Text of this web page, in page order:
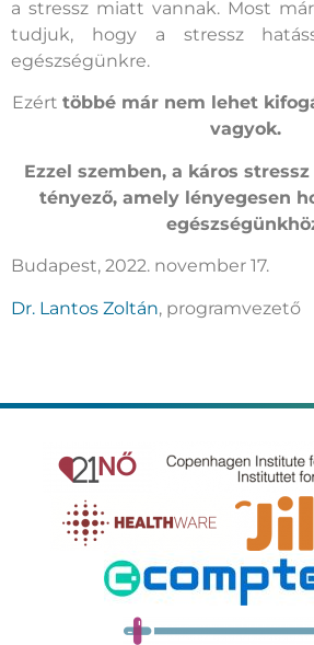
a stressz miatt vannak. Most
tudjuk, hogy a stressz
egészségünkre.
Ezért többé már nem lehet
vagyok.
Ezzel szemben, a káros
tényező, amely lényegesen
Budapest, 2022. november 17.
Dr. Lantos Zoltán, programvezető